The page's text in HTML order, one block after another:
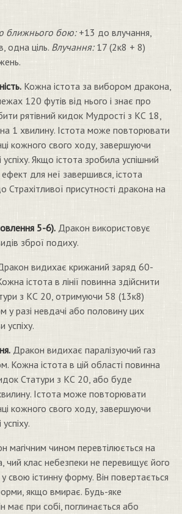
ближнього бою:+13 до влучання,
одна ціль. Влучання:17 (2к8 + 8)
Кожна істота за вибором дракона,
120 футів від нього і знає про
рятівний кидок Мудрості з КС 18,
1 хвилину. Істота може повторювати
кожного свого ходу, завершуючи
Якщо істота зробила успішний
для неї завершився, істота
Страхітливої присутності дракона на
5-6). Дракон використовує
зброї подиху.
видихає крижаний заряд 60-
істота в лінії повинна здійснити
з КС 20, отримуючи 58 (13к8)
разі невдачі або половину цих
Дракон видихає паралізуючий газ
Кожна істота в цій області повинна
Статури з КС 20, або буде
Істота може повторювати
кожного свого ходу, завершуючи
магічним чином перевтілюється на
чий клас небезпеки не перевищує його
свою істинну форму. Він повертається
якщо вмирає. Будь-яке
має при собі, поглинається або